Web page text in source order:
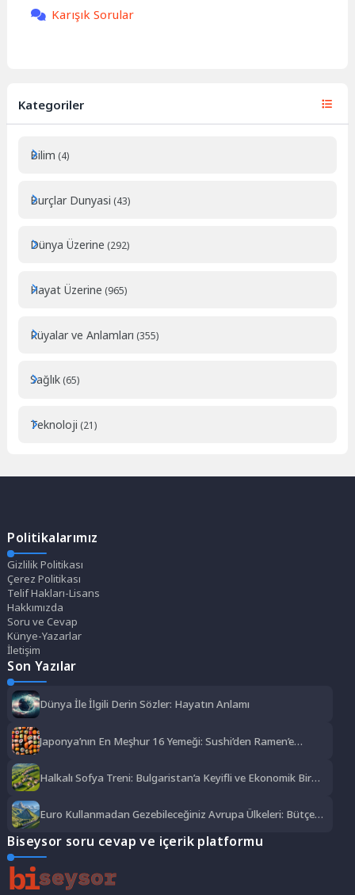
Karışık Sorular
Kategoriler
Bilim (4)
Burçlar Dunyasi (43)
Dünya Üzerine (292)
Hayat Üzerine (965)
Rüyalar ve Anlamları (355)
Sağlık (65)
Teknoloji (21)
Politikalarımız
Gizlilik Politikası
Çerez Politikası
Telif Hakları-Lisans
Hakkımızda
Soru ve Cevap
Künye-Yazarlar
İletişim
Son Yazılar
Dünya İle İlgili Derin Sözler: Hayatın Anlamı
Japonya’nın En Meşhur 16 Yemeği: Sushi’den Ramen’e
Halkalı Sofya Treni: Bulgaristan’a Keyifli ve Ekonomik Bir
Euro Kullanmadan Gezebileceğiniz Avrupa Ülkeleri: Bütçe
Biseysor soru cevap ve içerik platformu